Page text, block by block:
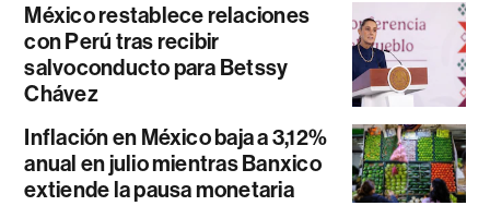
México restablece relaciones
con Perú tras recibir
salvoconducto para Betssy
Chávez
Inflación en México baja a 3,12%
anual en julio mientras Banxico
extiende la pausa monetaria